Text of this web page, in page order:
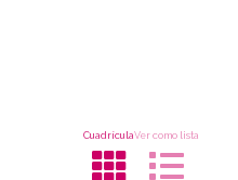
CuadrículaVer como lista